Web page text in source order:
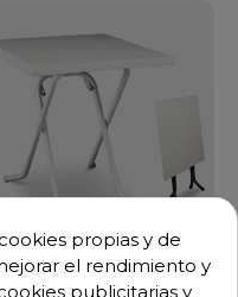
propias y de
el rendimiento y
publicitarias y